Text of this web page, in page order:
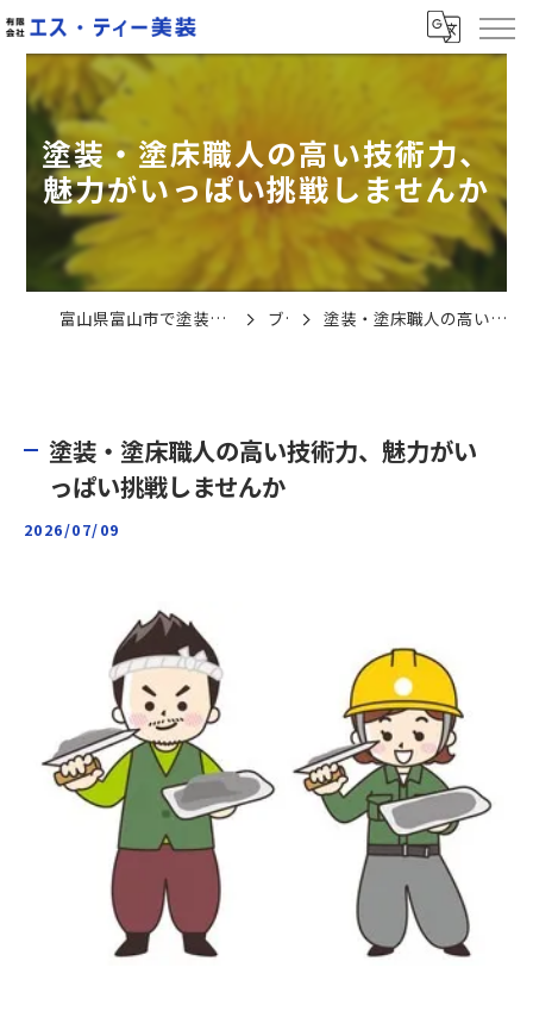
塗装・塗床職人の高い技術力、
魅力がいっぱい挑戦しませんか
富山県富山市で塗装の求人なら有限会社エス・ティー美装 ブログ 塗装・塗床職人の高い技術力、魅力がいっぱい挑戦しませんか
塗装・塗床職人の高い技術力、魅力がい
っぱい挑戦しませんか
2026/07/09